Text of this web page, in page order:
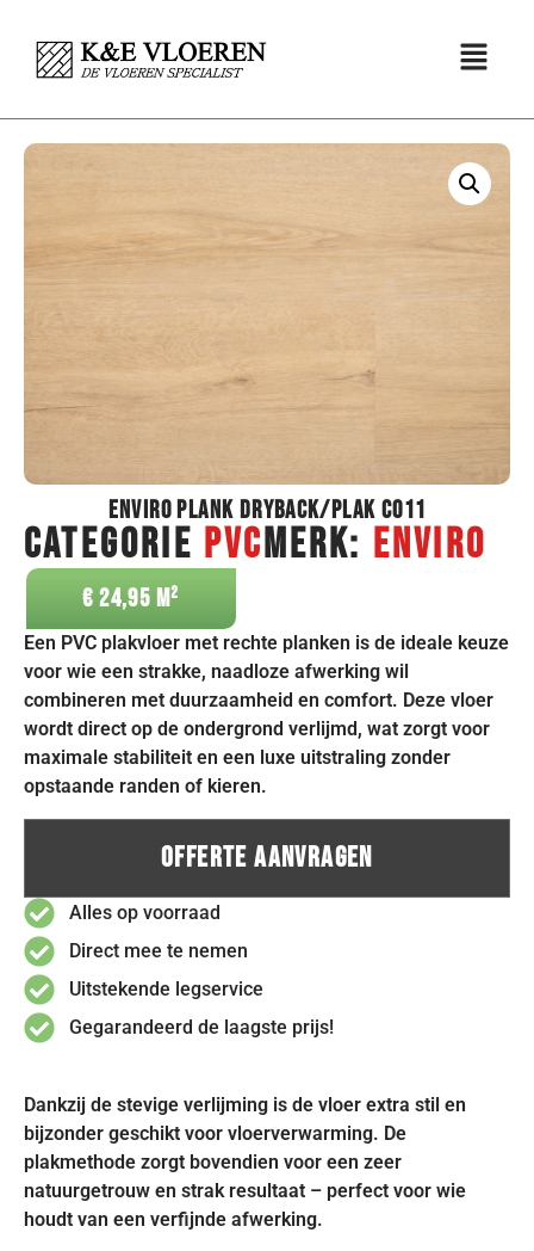
Enviro Plank Dryback/Plak C011
Categorie PVCMerk: Enviro
€ 24,95
Een PVC plakvloer met rechte planken is de ideale keuze
voor wie een strakke, naadloze afwerking wil
combineren met duurzaamheid en comfort. Deze vloer
wordt direct op de ondergrond verlijmd, wat zorgt voor
maximale stabiliteit en een luxe uitstraling zonder
opstaande randen of kieren.
Offerte Aanvragen
Alles op voorraad
Direct mee te nemen
Uitstekende legservice
Gegarandeerd de laagste prijs!
Dankzij de stevige verlijming is de vloer extra stil en
bijzonder geschikt voor vloerverwarming. De
plakmethode zorgt bovendien voor een zeer
natuurgetrouw en strak resultaat – perfect voor wie
houdt van een verfijnde afwerking.